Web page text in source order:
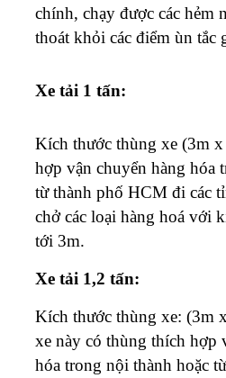
chính, chạy được các hẻm
thoát khỏi các điểm ùn tắc
Xe tải 1 tấn:
Kích thước thùng xe (3m
hợp vận chuyển hàng hóa
từ thành phố HCM đi các
chở các loại hàng hoá với
tới 3m.
Xe tải 1,2 tấn:
Kích thước thùng xe: (3m
xe này có thùng thích hợp
hóa trong nội thành hoặc